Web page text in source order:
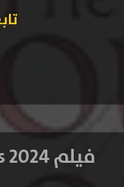
فيلم The Most Precious of Cargoes 2024 مترجم